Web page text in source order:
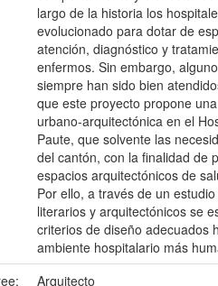
largo de la historia los
evolucionado para dotar de
atención, diagnóstico y
enfermos. Sin embargo,
siempre han sido bien
que este proyecto propone
urbano-arquitectónica en el
Paute, que solvente las
del cantón, con la finalidad de
espacios arquitectónicos de
Por ello, a través de un
literarios y arquitectónicos se
criterios de diseño adecuados
ambiente hospitalario más
Arquitecto